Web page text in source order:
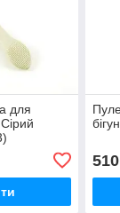
для
Сірий